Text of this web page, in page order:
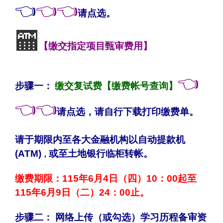
👈👈👈请点选。
🏧 【缴交指定项目甄审费用】
步骤一： 缴交复试费【缴费帐号查询】 👈
👈👈请点选，请自行下载打印缴费单。
请于期限内至各大金融机构以自动提款机
(ATM) ， 或至土地银行临柜转帐。
缴费期限：115年6月4日（四）10：00起至
115年6月9日（二）24：00止。
步骤二： 网络上传（或勾选）学习历程备审资